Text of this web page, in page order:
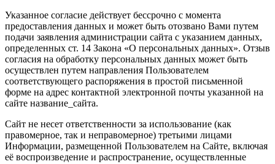
Указанное согласие действует бессрочно с момента
предоставления данных и может быть отозвано Вами путем
подачи заявления администрации сайта с указанием данных,
определенных ст. 14 Закона «О персональных данных». Отзыв
согласия на обработку персональных данных может быть
осуществлен путем направления Пользователем
соответствующего распоряжения в простой письменной
форме на адрес контактной электронной почты указанной на
сайте название_сайта.
Сайт не несет ответственности за использование (как
правомерное, так и неправомерное) третьими лицами
Информации, размещенной Пользователем на Сайте, включая
её воспроизведение и распространение, осуществленные